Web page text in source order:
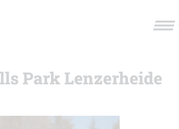
Park Lenzerheide